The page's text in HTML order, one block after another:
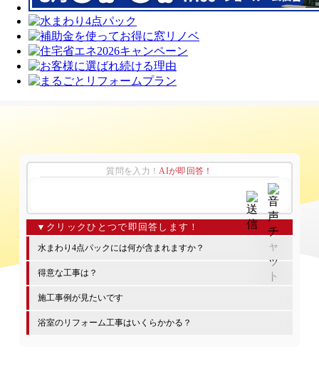
質問を入力！AIが即回答！
水まわり4点パックには何が含まれますか？
得意な工事は？
施工事例が見たいです
浴室のリフォーム工事はいくらかかる？